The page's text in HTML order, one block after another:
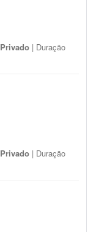
Privado | Duração
Privado | Duração